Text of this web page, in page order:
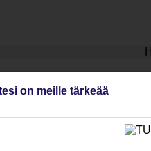
kuin suunnata hotellin
on meille tärkeää